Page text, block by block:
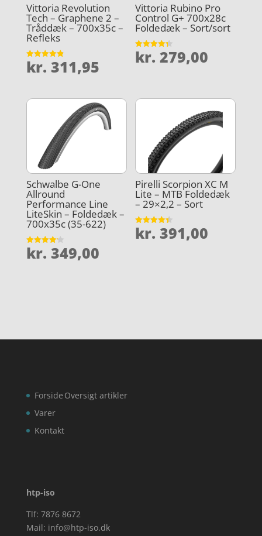
Vittoria Revolution
Tech – Graphene 2 –
Tråddæk – 700x35c –
Refleks
Vurderet
4.9
kr. 311,95
Vittoria Rubino Pro
Control G+ 700x28c
Foldedæk – Sort/sort
Vurderet
4.3
kr. 279,00
Schwalbe G-One
Allround
Performance Line
LiteSkin – Foldedæk –
700x35c (35-622)
Vurderet
4.2
kr. 349,00
Pirelli Scorpion XC M
Lite – MTB Foldedæk
– 29×2,2 – Sort
Vurderet
4.4
kr. 391,00
Forside
Varer
Kontakt
Oversigt artikler
htp-iso
Tlf: 7876 8672
Mail: info@htp-iso.dk